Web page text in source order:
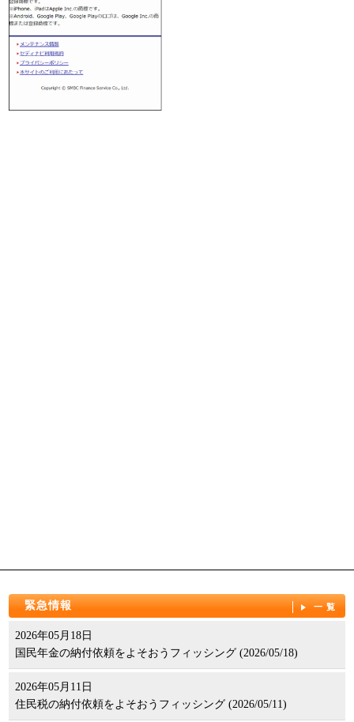
緊急情報 一覧
2026年05月18日
国民年金の納付依頼をよそおうフィッシング (2026/05/18)
2026年05月11日
住民税の納付依頼をよそおうフィッシング (2026/05/11)